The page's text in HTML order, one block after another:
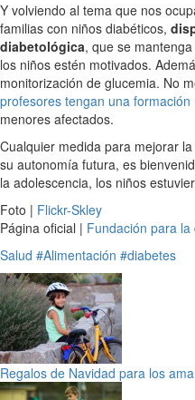
Y volviendo al tema que nos
familias con niños diabéticos,
diabetológica, que se
los niños estén motivados.
monitorización de glucemia. No
profesores tengan una formación
menores afectados.
Cualquier medida para mejorar
su autonomía futura, es
la adolescencia, los niños
Foto | Flickr-Skley
Página oficial | Fundación para la
Salud #Alimentación #diabetes
Regalos de Navidad para los